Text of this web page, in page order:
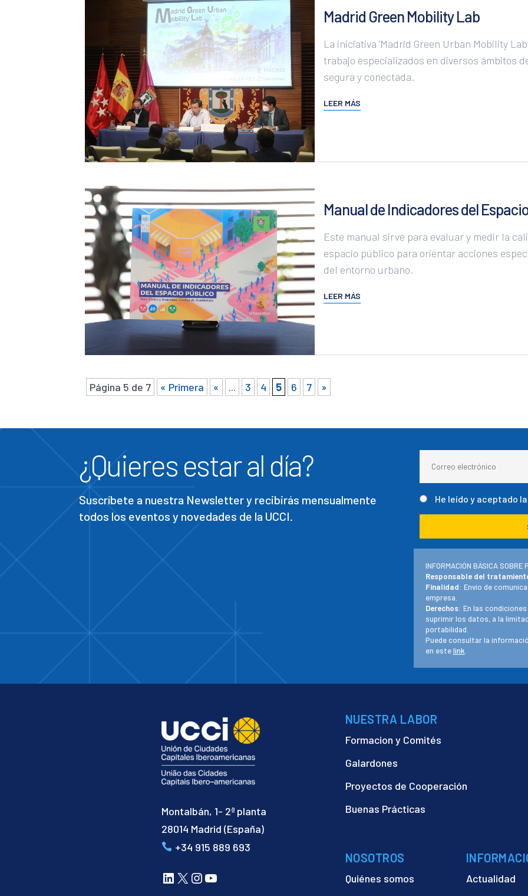
Madrid Green Mobility Lab
La iniciativa ‘Madrid Green Urban Mobility
trabajo especializados en diversos ámbitos
segura y conectada.
LEER MÁS
Manual de Indicadores del
Este manual sirve para evaluar y medir la
espacio público para orientar acciones
del entorno urbano.
LEER MÁS
Página 5 de 7 « Primera « ... 3 4 5 6 7 »
¿Quieres estar al día?
Suscríbete a nuestra Newsletter y recibirás mensualmente
todos los eventos y novedades de la UCCI.
He leído y aceptado la
INFORMACIÓN BÁSICA SOBRE
Responsable del
Finalidad: Envío de
empresa.
Derechos: En las
suprimir los datos, a la
portabilidad.
Puede consultar la
en estelink.
Montalbán, 1- 2ª planta
28014 Madrid (España)
+34 915 889 693
LinkedIn
X Instagram
YouTube
NUESTRA LABOR
Formacion y Comités
Galardones
Proyectos de Cooperación
Buenas Prácticas
NOSOTROS
Quiénes somos
Actualidad